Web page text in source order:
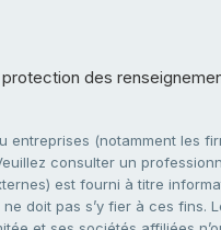
des
(notamment les
consulter un
est fourni à titre
doit pas s’y fier à ces